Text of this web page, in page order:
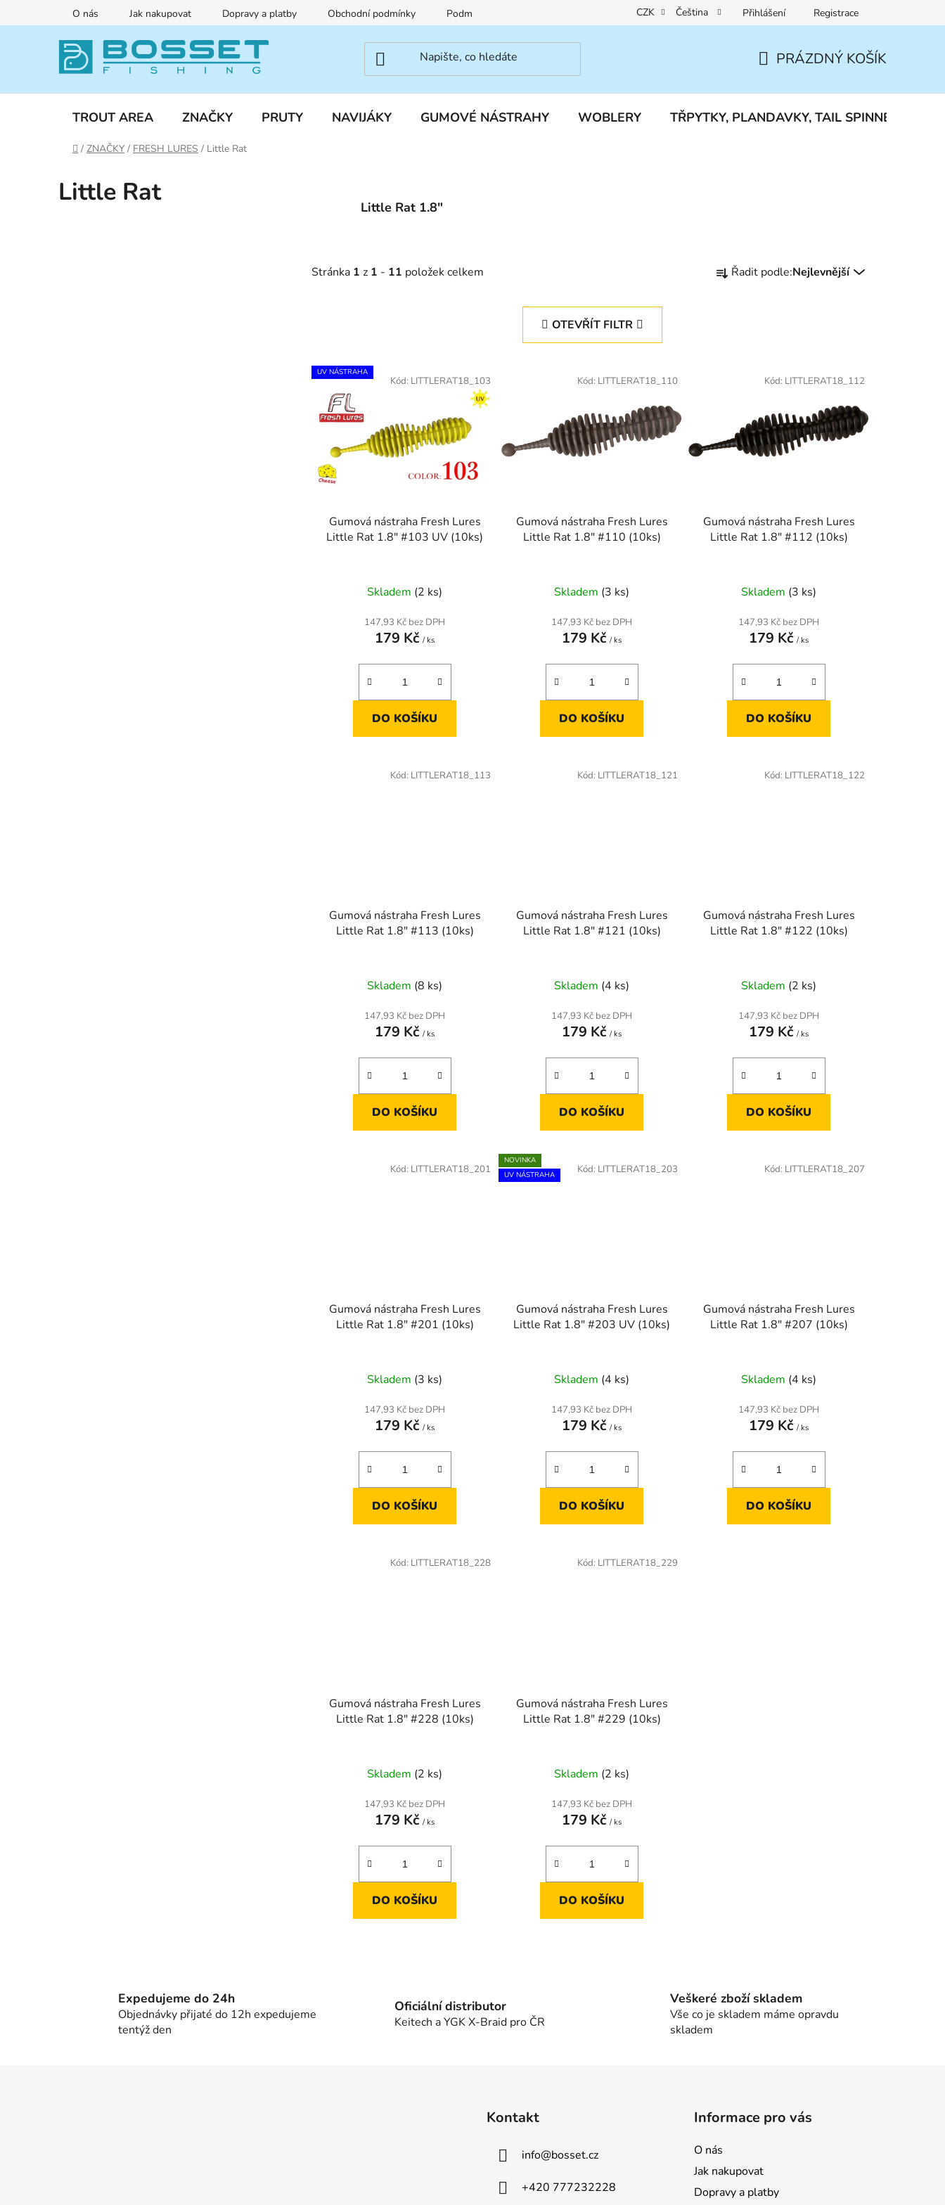
na
O nás Jak nakupovat Dopravy a platby Obchodní podmínky Podmínky ochrany osobních údajů Reklamace a vrácení zboží
CZK Čeština Přihlášení Registrace
KOŠÍK
PRÁZDNÝ KOŠÍK
TROUT AREA ZNAČKY PRUTY NAVIJÁKY GUMOVÉ NÁSTRAHY WOBLERY TŘPYTKY, PLANDAVKY, TAIL SPINNERY
Domů
/ ZNAČKY / FRESH LURES / Little Rat
Little Rat Little Rat 1.8"
Stránka 1 z 1 - 11 položek celkem
a
u
Řadit podle:Nejlevnější
OTEVŘÍT FILTR
V
ý
UV NÁSTRAHA
Gumová nástraha Fresh Lures
Little Rat 1.8" #103 UV (10ks)
Skladem (2 ks)
147,93 Kč bez DPH
179 Kč/ ks
DO KOŠÍKU
Kód: LITTLERAT18_103
Gumová nástraha Fresh Lures
Little Rat 1.8" #110 (10ks)
Skladem (3 ks)
147,93 Kč bez DPH
179 Kč/ ks
DO KOŠÍKU
Kód: LITTLERAT18_110
Gumová nástraha Fresh Lures
Little Rat 1.8" #112 (10ks)
Skladem (3 ks)
147,93 Kč bez DPH
179 Kč/ ks
DO KOŠÍKU
Kód: LITTLERAT18_112
Gumová nástraha Fresh Lures
Little Rat 1.8" #113 (10ks)
Skladem (8 ks)
147,93 Kč bez DPH
179 Kč/ ks
DO KOŠÍKU
Kód: LITTLERAT18_113
Gumová nástraha Fresh Lures
Little Rat 1.8" #121 (10ks)
Skladem (4 ks)
147,93 Kč bez DPH
179 Kč/ ks
DO KOŠÍKU
Kód: LITTLERAT18_121
Gumová nástraha Fresh Lures
Little Rat 1.8" #122 (10ks)
Skladem (2 ks)
147,93 Kč bez DPH
179 Kč/ ks
DO KOŠÍKU
Kód: LITTLERAT18_122
Gumová nástraha Fresh Lures
Little Rat 1.8" #201 (10ks)
Skladem (3 ks)
147,93 Kč bez DPH
179 Kč/ ks
DO KOŠÍKU
Kód: LITTLERAT18_201
NOVINKA
UV NÁSTRAHA
Gumová nástraha Fresh Lures
Little Rat 1.8" #203 UV (10ks)
Skladem (4 ks)
147,93 Kč bez DPH
179 Kč/ ks
DO KOŠÍKU
Kód: LITTLERAT18_203
Gumová nástraha Fresh Lures
Little Rat 1.8" #207 (10ks)
Skladem (4 ks)
147,93 Kč bez DPH
179 Kč/ ks
DO KOŠÍKU
Kód: LITTLERAT18_207
Gumová nástraha Fresh Lures
Little Rat 1.8" #228 (10ks)
Skladem (2 ks)
147,93 Kč bez DPH
179 Kč/ ks
DO KOŠÍKU
Kód: LITTLERAT18_228
Gumová nástraha Fresh Lures
Little Rat 1.8" #229 (10ks)
Skladem (2 ks)
147,93 Kč bez DPH
179 Kč/ ks
DO KOŠÍKU
Kód: LITTLERAT18_229
v
p
Expedujeme do 24h
Objednávky přijaté do 12h expedujeme
tentýž den
Oficiální distributor
Keitech a YGK X-Braid pro ČR
Veškeré zboží skladem
Vše co je skladem máme opravdu
skladem
Kontakt
info@bosset.cz
+420 777232228
Informace pro vás
O nás
Jak nakupovat
Dopravy a platby